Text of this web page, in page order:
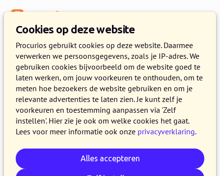
Cookies op deze website
Procurios gebruikt cookies op deze website. Daarmee
verwerken we persoonsgegevens, zoals je IP-adres. We
gebruiken cookies bijvoorbeeld om de website goed te
laten werken, om jouw voorkeuren te onthouden, om te
meten hoe bezoekers de website gebruiken en om je
relevante advertenties te laten zien. Je kunt zelf je
voorkeuren en toestemming aanpassen via 'Zelf
instellen'. Hier zie je ook om welke cookies het gaat.
Lees voor meer informatie ook onze privacyverklaring.
Alles accepteren
CRM & data
In beweging met Milieudefensie
3 OKTOBER 2017 PROCURIOS 4 MINUTEN LEZEN
In 2017 gingen Milieudefensie en Procurios
voor het eerst de samenwerking met elkaar aan.
Een bijzonder moment waar het glas op werd
bijna 90.000 leden en donateurs en 65
afdelingen verspreid door het land. Samen